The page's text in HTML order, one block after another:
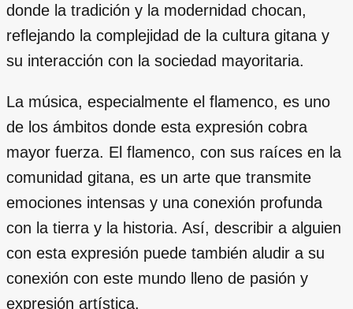
donde la tradición y la modernidad chocan,
reflejando la complejidad de la cultura gitana y
su interacción con la sociedad mayoritaria.
La música, especialmente el flamenco, es uno
de los ámbitos donde esta expresión cobra
mayor fuerza. El flamenco, con sus raíces en la
comunidad gitana, es un arte que transmite
emociones intensas y una conexión profunda
con la tierra y la historia. Así, describir a alguien
con esta expresión puede también aludir a su
conexión con este mundo lleno de pasión y
expresión artística.